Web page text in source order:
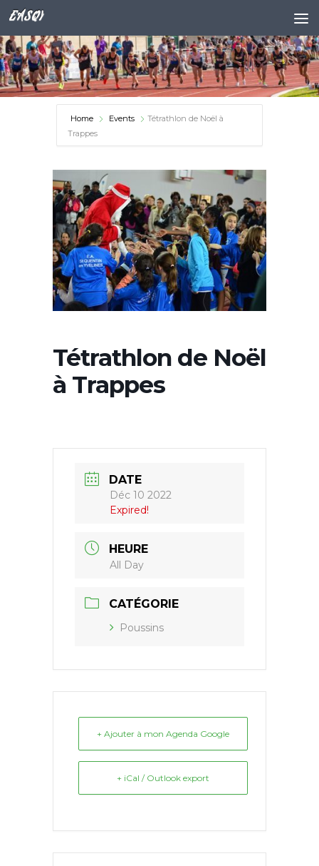
Skip to content
EASQY
Home Events
Tétrathlon de Noël à
Trappes
Tétrathlon de Noël
à Trappes
DATE
Déc 10 2022
Expired!
HEURE
All Day
CATÉGORIE
Poussins
+ Ajouter à mon Agenda Google
+ iCal / Outlook export